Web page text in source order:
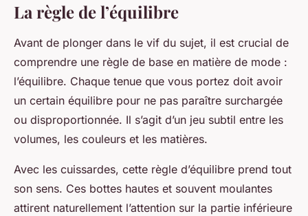
La règle de l’équilibre
Avant de plonger dans le vif du sujet, il est crucial de
comprendre une règle de base en matière de mode :
l’équilibre. Chaque tenue que vous portez doit avoir
un certain équilibre pour ne pas paraître surchargée
ou disproportionnée. Il s’agit d’un jeu subtil entre les
volumes, les couleurs et les matières.
Avec les cuissardes, cette règle d’équilibre prend tout
son sens. Ces bottes hautes et souvent moulantes
attirent naturellement l’attention sur la partie inférieure